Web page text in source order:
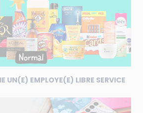
UN(E) EMPLOYE(E) LIBRE SERVICE